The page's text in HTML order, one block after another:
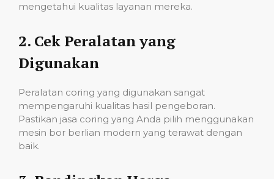
mengetahui kualitas layanan mereka.
2. Cek Peralatan yang
Digunakan
Peralatan coring yang digunakan sangat
mempengaruhi kualitas hasil pengeboran.
Pastikan jasa coring yang Anda pilih menggunakan
mesin bor berlian modern yang terawat dengan
baik.